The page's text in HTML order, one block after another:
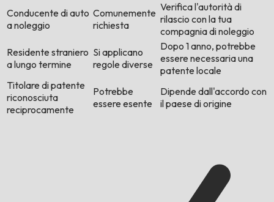
Conducente di auto
a noleggio
Comunemente
richiesta
Verifica l'autorità di
rilascio con la tua
compagnia di noleggio
Residente straniero
a lungo termine
Si applicano
regole diverse
Dopo 1 anno, potrebbe
essere necessaria una
patente locale
Titolare di patente
riconosciuta
reciprocamente
Potrebbe
essere esente
Dipende dall'accordo con
il paese di origine